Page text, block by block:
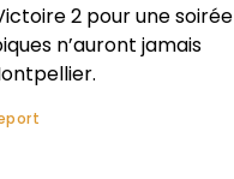
2 pour une soirée
n’auront jamais